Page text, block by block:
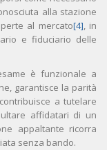
alla stazione
al mercato[4], in
e fiduciario delle
è funzionale a
garantisce la parità
a tutelare
affidatari di un
appaltante ricorra
senza bando.